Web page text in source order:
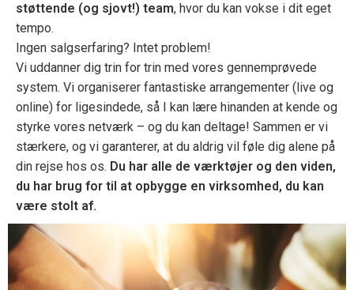
støttende (og sjovt!) team, hvor du kan vokse i dit eget
tempo.
Ingen salgserfaring? Intet problem!
Vi uddanner dig trin for trin med vores gennemprøvede
system. Vi organiserer fantastiske arrangementer (live og
online) for ligesindede, så I kan lære hinanden at kende og
styrke vores netværk – og du kan deltage! Sammen er vi
stærkere, og vi garanterer, at du aldrig vil føle dig alene på
din rejse hos os. Du har alle de værktøjer og den viden,
du har brug for til at opbygge en virksomhed, du kan
være stolt af.